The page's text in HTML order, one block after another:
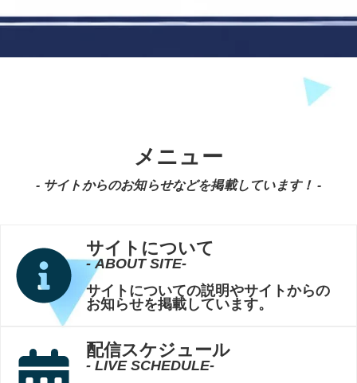
メニュー
- サイトからのお知らせなどを掲載しています！ -
サイトについて
- ABOUT SITE-
サイトについての説明やサイトからの
お知らせを掲載しています。
配信スケジュール
- LIVE SCHEDULE-